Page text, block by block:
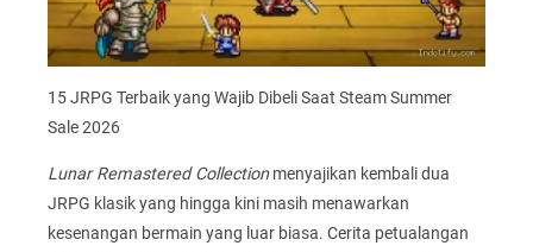
15 JRPG Terbaik yang Wajib Dibeli Saat Steam Summer
Sale 2026
Lunar Remastered Collectionmenyajikan kembali dua
JRPG klasik yang hingga kini masih menawarkan
kesenangan bermain yang luar biasa. Cerita petualangan